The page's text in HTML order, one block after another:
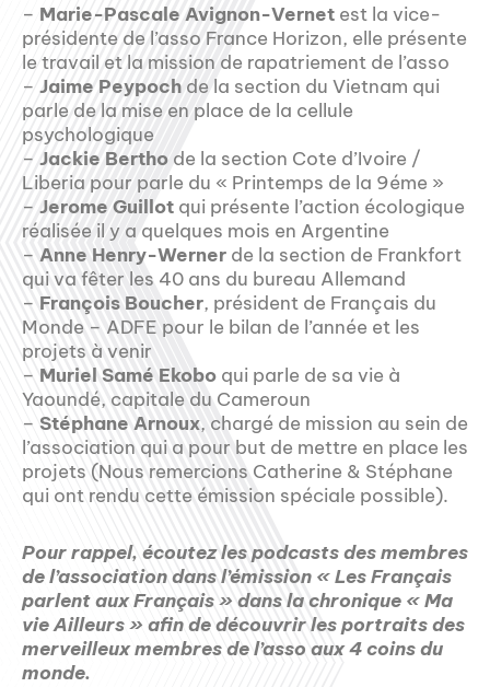
– Marie-Pascale Avignon-Vernet est la vice-
présidente de l’asso France Horizon, elle présente
le travail et la mission de rapatriement de l’asso
– Jaime Peypoch de la section du Vietnam qui
parle de la mise en place de la cellule
psychologique
– Jackie Bertho de la section Cote d’Ivoire /
Liberia pour parle du « Printemps de la 9éme »
– Jerome Guillot qui présente l’action écologique
réalisée il y a quelques mois en Argentine
– Anne Henry-Werner de la section de Frankfort
qui va fêter les 40 ans du bureau Allemand
– François Boucher, président de Français du
Monde – ADFE pour le bilan de l’année et les
projets à venir
– Muriel Samé Ekobo qui parle de sa vie à
Yaoundé, capitale du Cameroun
– Stéphane Arnoux, chargé de mission au sein de
l’association qui a pour but de mettre en place les
projets (Nous remercions Catherine & Stéphane
qui ont rendu cette émission spéciale possible).
Pour rappel, écoutez les podcasts des membres
de l’association dans l’émission « Les Français
parlent aux Français » dans la chronique « Ma
vie Ailleurs » afin de découvrir les portraits des
merveilleux membres de l’asso aux 4 coins du
monde.